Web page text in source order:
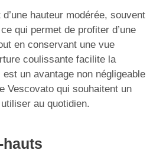
hauteur modérée, souvent
qui permet de profiter d’une
en conservant une vue
coulissante facilite la
un avantage non négligeable
Vescovato qui souhaitent un
au quotidien.